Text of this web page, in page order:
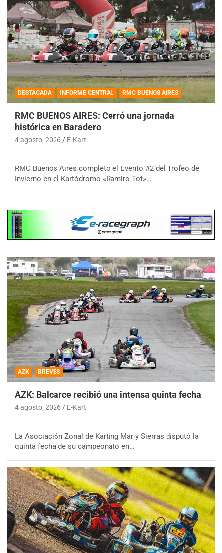
DESTACADA INFORME CENTRAL RMC BUENOS AIRES
RMC BUENOS AIRES: Cerró una jornada
histórica en Baradero
4 agosto, 2026 E-Kart
RMC Buenos Aires completó el Evento #2 del Trofeo de
Invierno en el Kartódromo «Ramiro Tot»…
AZK BREVES
AZK: Balcarce recibió una intensa quinta fecha
4 agosto, 2026 E-Kart
La Asociación Zonal de Karting Mar y Sierras disputó la
quinta fecha de su campeonato en…